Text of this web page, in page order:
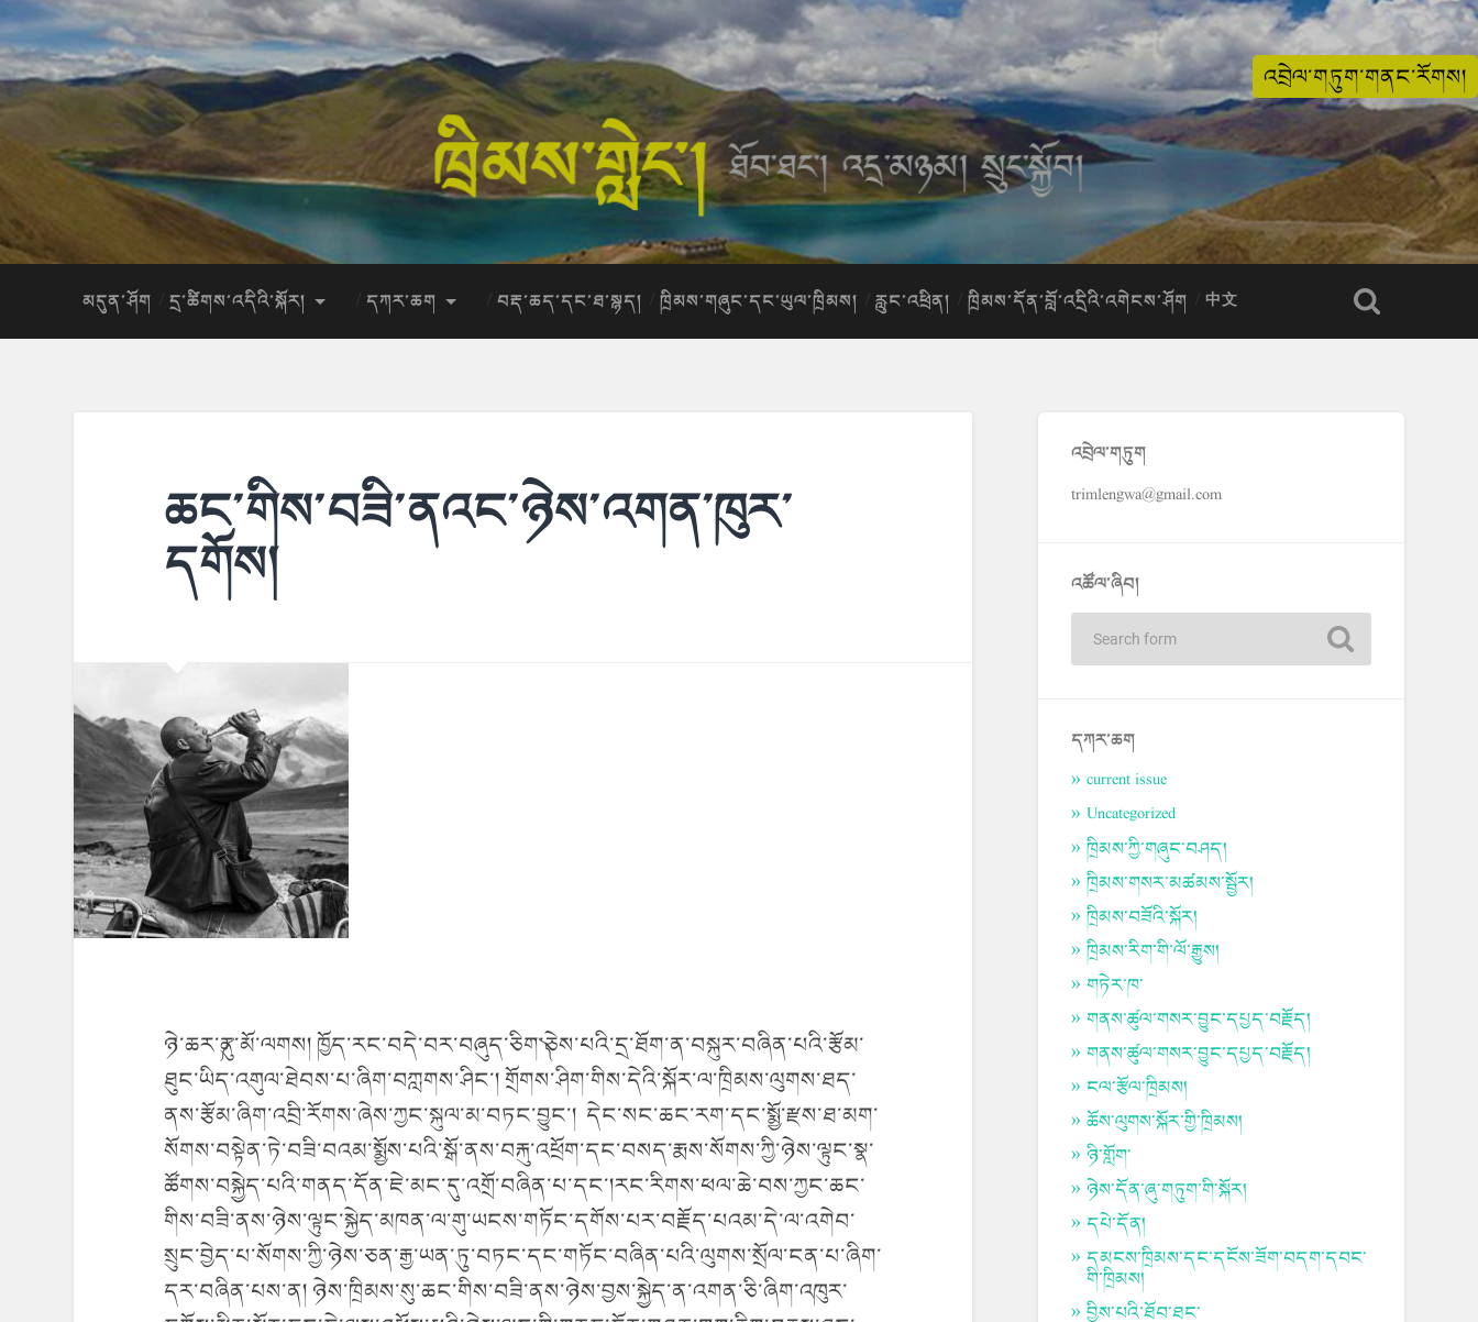
འབྲེལ་གཏུག་གནང་རོགས།
མདུན་ཤོག དྲ་ཚིགས་འདིའི་སྐོར། དཀར་ཆག བརྡ་ཆད་དང་ཐ་སྙད། ཁྲིམས་གཞུང་དང་ཡུལ་ཁྲིམས། རླུང་འཕྲིན། ཁྲིམས་དོན་བློ་འདྲིའི་འགེངས་ཤོག 中文
ཆང་གིས་བཟི་ནའང་ཉེས་འགན་ཁུར་
དགོས།
ཉེ་ཆར་༼ནུ་མོ་ལགས། ཁྱོད་རང་བདེ་བར་བཞུད་ཅིག་༽ཅེས་པའི་དྲ་ཐོག་ན་བསྐུར་བཞིན་པའི་རྩོམ་
ཐུང་ཡིད་འགུལ་ཐེབས་པ་ཞིག་བཀླགས་ཤིང་། གྲོགས་ཤིག་གིས་དེའི་སྐོར་ལ་ཁྲིམས་ལུགས་ཐད་
ནས་རྩོམ་ཞིག་འབྲི་རོགས་ཞེས་ཀྱང་སྐུལ་མ་བཏང་བྱུང་། དེང་སང་ཆང་རག་དང་སྨྱོ་རྫས་ཐ་མག་
སོགས་བསྟེན་ཏེ་བཟི་བའམ་སྨྱོས་པའི་སྒོ་ནས་བརྐུ་འཕྲོག་དང་བསད་རྨས་སོགས་ཀྱི་ཉེས་ལྟུང་སྣ་
ཚོགས་བསྐྱེད་པའི་གནད་དོན་ཇེ་མང་དུ་འགྲོ་བཞིན་པ་དང་།རང་རིགས་ཕལ་ཆེ་བས་ཀྱང་ཆང་
གིས་བཟི་ནས་ཉེས་ལྟུང་སྐྱེད་མཁན་ལ་གུ་ཡངས་གཏོང་དགོས་པར་བརྗོད་པའམ་དེ་ལ་འགེབ་
སྲུང་བྱེད་པ་སོགས་ཀྱི་ཉེས་ཅན་རྒྱ་ཡན་ཏུ་བཏང་དང་གཏོང་བཞིན་པའི་ལུགས་སྲོལ་ངན་པ་ཞིག་
དར་བཞིན་པས་ན། ཉེས་ཁྲིམས་སུ་ཆང་གིས་བཟི་ནས་ཉེས་བྱས་སྐྱེད་ན་འགན་ཅི་ཞིག་འཁུར་
འབྲེལ་གཏུག
trimlengwa@gmail.com
འཚོལ་ཞིབ།
དཀར་ཆག
current issue
Uncategorized
ཁྲིམས་ཀྱི་གཞུང་བཤད།
ཁྲིམས་གསར་མཚམས་སྦྱོར།
ཁྲིམས་བཟོའི་སྐོར།
ཁྲིམས་རིག་གི་ལོ་རྒྱུས།
གཏེར་ཁ་
གནས་ཚུལ་གསར་བྱུང་དཔྱད་བརྗོད།
གནས་ཚུལ་གསར་བྱུང་དཔྱད་བརྗོད།
ངལ་རྩོལ་ཁྲིམས།
ཆོས་ལུགས་སྐོར་གྱི་ཁྲིམས།
ཉི་གློག་
ཉེས་དོན་ཞུ་གཏུག་གི་སྐོར།
དཔེ་དོན།
དམངས་ཁྲིམས་དང་དངོས་ཟོག་བདག་དབང་
གི་ཁྲིམས།
བྱིས་པའི་ཐོབ་ཐང་